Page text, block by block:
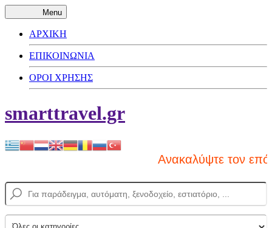
Menu
ΑΡΧΙΚΗ
ΕΠΙΚΟΙΝΩΝΙΑ
ΟΡΟΙ ΧΡΗΣΗΣ
smarttravel.gr
Ανακαλύψτε τον